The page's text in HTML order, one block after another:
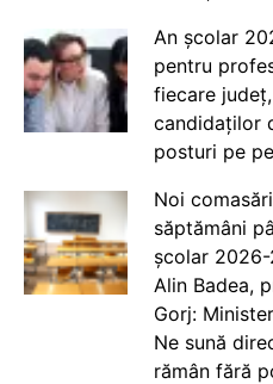
An școlar
pentru
fiecare
candidaților
posturi pe
Noi
săptămâni
școlar 2026-
Alin Badea,
Gorj:
Ne sună
rămân fără